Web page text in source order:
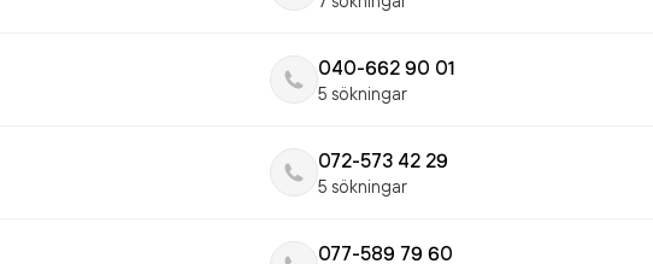
040-662 90 01
5 sökningar
072-573 42 29
5 sökningar
077-589 79 60